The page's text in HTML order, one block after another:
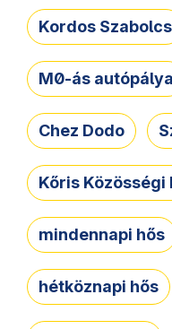
Kordos Szabolcs
M0-ás autópálya
Chez Dodo
Kőris Közösségi
mindennapi hős
hétköznapi hős